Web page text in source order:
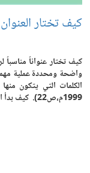
كيف تختار
كيف تختار عنواناً مناسباً
واضحة ومحددة عملية
1999م،ص22). كيف بدأ البحث العلمي عند العرب؟ .